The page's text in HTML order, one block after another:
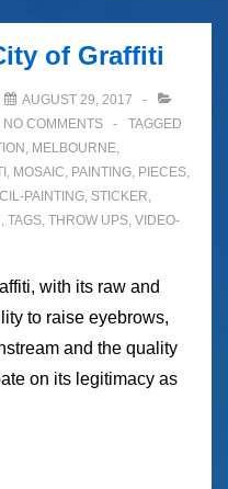
of Graffiti
AUGUST 29, 2017
NO COMMENTS
TAGGED
, MELBOURNE,
, MOSAIC, PAINTING, PIECES,
PAINTING, STICKER,
, TAGS, THROW UPS, VIDEO-
with its raw and
to raise eyebrows,
and the quality
on its legitimacy as